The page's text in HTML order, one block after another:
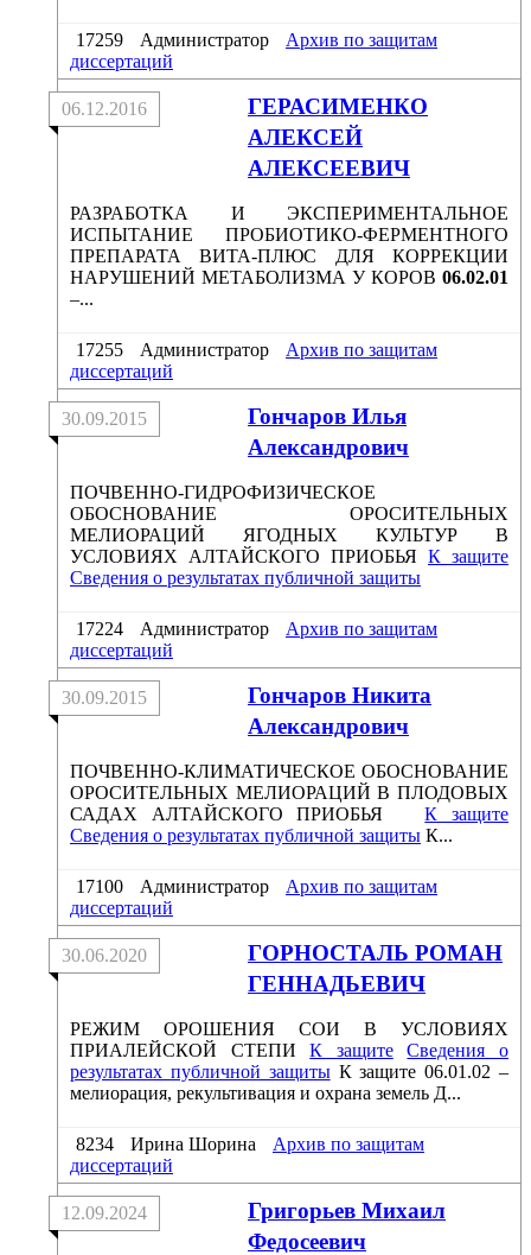
17259 Администратор
Архив по защитам
диссертаций
ГЕРАСИМЕНКО
АЛЕКСЕЙ
АЛЕКСЕЕВИЧ
06.12.2016
РАЗРАБОТКА И ЭКСПЕРИМЕНТАЛЬНОЕ
ИСПЫТАНИЕ ПРОБИОТИКО-ФЕРМЕНТНОГО
ПРЕПАРАТА ВИТА-ПЛЮС ДЛЯ КОРРЕКЦИИ
НАРУШЕНИЙ МЕТАБОЛИЗМА У КОРОВ 06.02.01
–...
17255 Администратор
Архив по защитам
диссертаций
Гончаров Илья
Александрович
30.09.2015
ПОЧВЕННО-ГИДРОФИЗИЧЕСКОЕ
ОБОСНОВАНИЕ ОРОСИТЕЛЬНЫХ
МЕЛИОРАЦИЙ ЯГОДНЫХ КУЛЬТУР В
УСЛОВИЯХ АЛТАЙСКОГО ПРИОБЬЯ К защите
Сведения о результатах публичной защиты
17224 Администратор
Архив по защитам
диссертаций
Гончаров Никита
Александрович
30.09.2015
ПОЧВЕННО-КЛИМАТИЧЕСКОЕ ОБОСНОВАНИЕ
ОРОСИТЕЛЬНЫХ МЕЛИОРАЦИЙ В ПЛОДОВЫХ
САДАХ АЛТАЙСКОГО ПРИОБЬЯК защите
Сведения о результатах публичной защиты К...
17100 Администратор
Архив по защитам
диссертаций
ГОРНОСТАЛЬ РОМАН
ГЕННАДЬЕВИЧ
30.06.2020
РЕЖИМ ОРОШЕНИЯ СОИ В УСЛОВИЯХ
ПРИАЛЕЙСКОЙ СТЕПИК защите
Сведения о
результатах публичной защиты К защите 06.01.02 –
мелиорация, рекультивация и охрана земель Д...
8234 Ирина Шорина
Архив по защитам
диссертаций
Григорьев Михаил
Федосеевич
12.09.2024